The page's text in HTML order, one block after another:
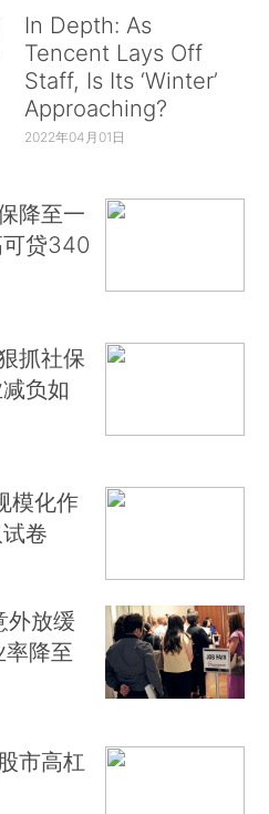
In Depth: As
Tencent Lays Off
Staff, Is Its ‘Winter’
Approaching?
2022年04月01日
降至一
贷340
抓社保
负如
模化作
卷
外放缓
降至
市高杠